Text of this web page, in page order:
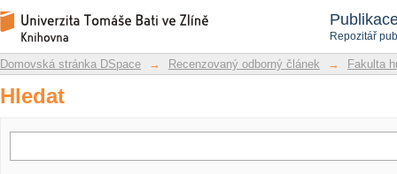
Repozitář
Hledat
Repozitář DSpace/Manakin
Domovská stránka DSpace → Recenzovaný odborný článek → Fakulta
Hledat